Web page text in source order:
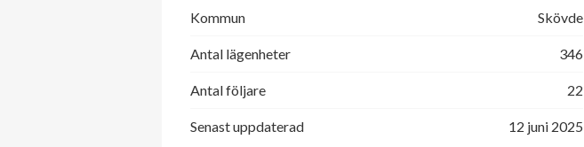
Kommun Skövde
Antal lägenheter 346
Antal följare 22
Senast uppdaterad 12 juni 2025